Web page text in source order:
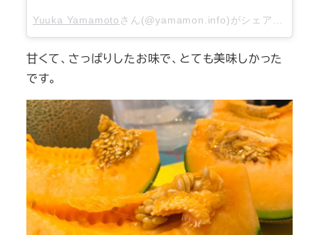
Yuuka Yamamoto さん(@yamamon.info)がシェアした投稿 –
甘くて、さっぱりしたお味で、とても美味しかった
です。